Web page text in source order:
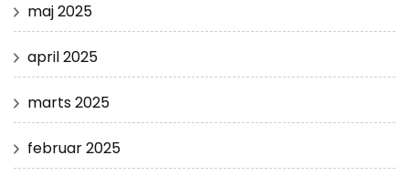
maj 2025
april 2025
marts 2025
februar 2025